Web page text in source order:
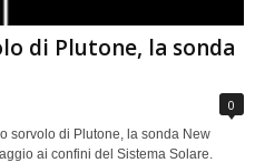
di Plutone, la sonda
0
sorvolo di Plutone, la sonda New
ai confini del Sistema Solare.